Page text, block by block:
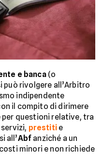
e banca(o
rivolgere all’Arbitro
indipendente
il compito di dirimere
per questioni relative, tra
prestitie
all’Abf anziché a un
minori e non richiede